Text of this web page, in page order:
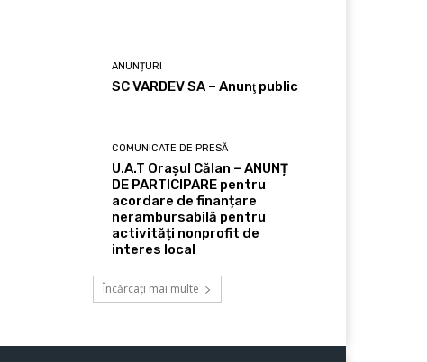
ANUNȚURI
SC VARDEV SA – Anunţ public
COMUNICATE DE PRESĂ
U.A.T Orașul Călan – ANUNȚ
DE PARTICIPARE pentru
acordare de finanțare
nerambursabilă pentru
activități nonprofit de
interes local
Încărcați mai multe